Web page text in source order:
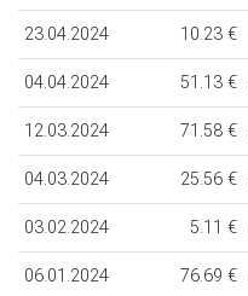
23.04.2024 10.23 €
04.04.2024 51.13 €
12.03.2024 71.58 €
04.03.2024 25.56 €
03.02.2024 5.11 €
06.01.2024 76.69 €